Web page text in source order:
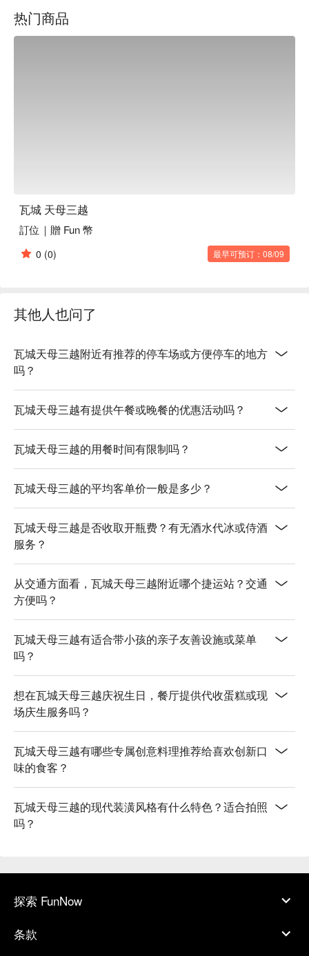
驚喜和愉悅。
🍽️ 口碑必點
【冬粉鮮蝦煲】冬粉吸滿湯汁，蝦肉彈牙
【BBQ 嫩烤松阪豬】豬肉多汁，微焦香酥
🥤 特色飲品
【泰國奶茶】香濃奶味，甜美順滑
【椰子汁】椰香濃郁，清涼解渴
热门商品
瓦城 天母三越
訂位｜贈 Fun 幣
0 (0) 最早可预订：08/09
其他人也问了
瓦城天母三越附近有推荐的停车场或方便停车的地方
吗？
瓦城天母三越有提供午餐或晚餐的优惠活动吗？
瓦城天母三越的用餐时间有限制吗？
瓦城天母三越的平均客单价一般是多少？
瓦城天母三越是否收取开瓶费？有无酒水代冰或侍酒
服务？
从交通方面看，瓦城天母三越附近哪个捷运站？交通
方便吗？
瓦城天母三越有适合带小孩的亲子友善设施或菜单
吗？
想在瓦城天母三越庆祝生日，餐厅提供代收蛋糕或现
场庆生服务吗？
瓦城天母三越有哪些专属创意料理推荐给喜欢创新口
味的食客？
瓦城天母三越的现代装潢风格有什么特色？适合拍照
吗？
探索 FunNow
条款